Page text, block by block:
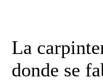
La
donde se